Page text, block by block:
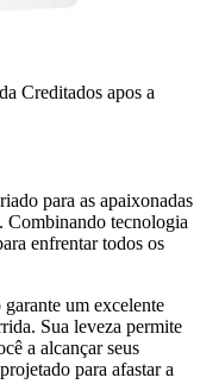
Creditados apos a
para as apaixonadas
Combinando tecnologia
enfrentar todos os
um excelente
Sua leveza permite
a alcançar seus
para afastar a